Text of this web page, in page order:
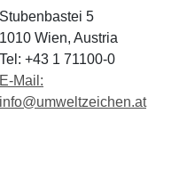
Stubenbastei 5
1010 Wien, Austria
Tel: +43 1 71100-0
E-Mail:
info@umweltzeichen.at